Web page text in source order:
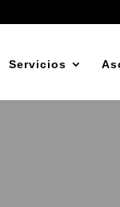
Servicios